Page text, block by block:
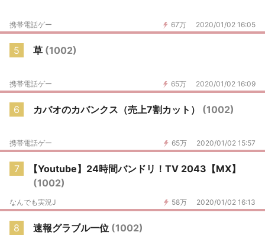
67万 2020/01/02 16:05
携帯電話ゲー
5 草 (1002)
65万 2020/01/02 16:09
携帯電話ゲー
6 カバオのカバンクス（売上7割カット） (1002)
65万 2020/01/02 15:57
携帯電話ゲー
7
【Youtube】24時間バンドリ！TV 2043【MX】
(1002)
58万 2020/01/02 16:13
なんでも実況J
8 速報グラブル一位 (1002)